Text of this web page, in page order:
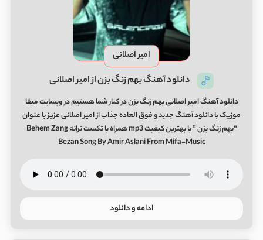
امیر اصلانی
دانلود آهنگ بهم زنگ بزن از امیر اصلانی
دانلود آهنگ امیر اصلانی بهم زنگ بزن در کنار شما هستیم در وبسایت میفا
موزیک با دانلود آهنگ جدید و فوق العاده جذاب از امیر اصلانی عزیز با عنوان
“بهم زنگ بزن ” با بهترین کیفیت mp3 همراه با تکست ترانه Behem Zang
Bezan Song By Amir Aslani From Mifa-Music
ادامه و دانلود